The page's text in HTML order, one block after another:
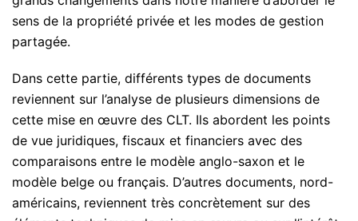
sens de la propriété privée et les modes de gestion
partagée.
Dans cette partie, différents types de documents
reviennent sur l’analyse de plusieurs dimensions de
cette mise en œuvre des CLT. Ils abordent les points
de vue juridiques, fiscaux et financiers avec des
comparaisons entre le modèle anglo-saxon et le
modèle belge ou français. D’autres documents, nord-
américains, reviennent très concrètement sur des